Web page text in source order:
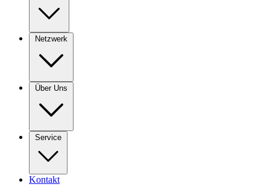
Netzwerk
Über Uns
Service
Kontakt